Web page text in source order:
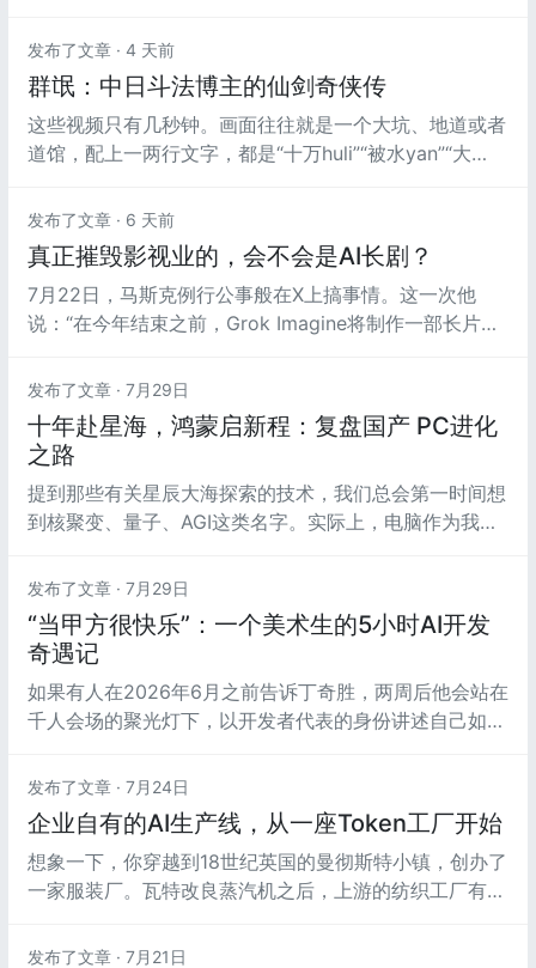
发布了文章 · 4 天前
群氓：中日斗法博主的仙剑奇侠传
这些视频只有几秒钟。画面往往就是一个大坑、地道或者
道馆，配上一两行文字，都是“十万huli”“被水yan”“大
错，这些视频的原文使用了大量拼音。
发布了文章 · 6 天前
真正摧毁影视业的，会不会是AI长剧？
7月22日，马斯克例行公事般在X上搞事情。这一次他
说：“在今年结束之前，Grok Imagine将制作一部长片版
艺术。”
发布了文章 · 7月29日
十年赴星海，鸿蒙启新程：复盘国产 PC进化
之路
提到那些有关星辰大海探索的技术，我们总会第一时间想
到核聚变、量子、AGI这类名字。实际上，电脑作为我们
体。
发布了文章 · 7月29日
“当甲方很快乐”：一个美术生的5小时AI开发
奇遇记
如果有人在2026年6月之前告诉丁奇胜，两周后他会站在
千人会场的聚光灯下，以开发者代表的身份讲述自己如何
如果那个人同时告诉他，全场第一名会是一个毫无编程经
验，此前甚至没戴过AI眼镜的美术生，他大概更会觉得这
是无稽之谈。
发布了文章 · 7月24日
企业自有的AI生产线，从一座Token工厂开始
想象一下，你穿越到18世纪英国的曼彻斯特小镇，创办了
一家服装厂。瓦特改良蒸汽机之后，上游的纺织工厂有了
不断地供给市场。
发布了文章 · 7月21日